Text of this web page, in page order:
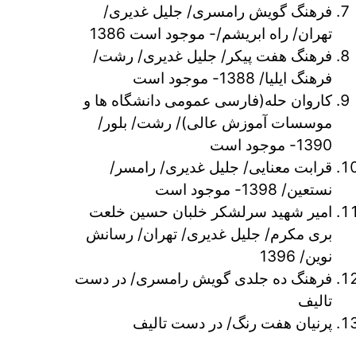
فرهنگ گویش رامسری/ جلیل غدیری/
تهران/ راه ابریشم/- موجود است 1386
فرهنگ هفت پیکر/ جلیل غدیری/ رشت/
فرهنگ ایلیا/ 1388- موجود است
کاروان حله(فارسی عمومی دانشگاه ها و
موسسات آموزش عالی)/ رشت/ بلور/
1390- موجود است
قرابت معنایی/ جلیل غدیری/ رامسر/
نستعین/ 1398- موجود است
امیر شهید سرلشکر خلبان حسین خلعت
بری مکرم/ جلیل غدیری/ تهران/ رسانش
نوین/ 1396
فرهنگ ده جلدی گویش رامسری/ در دست
تالیف
پرنیان هفت رنگ/ در دست تالیف